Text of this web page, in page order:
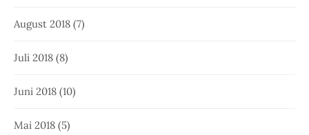
August 2018 (7)
Juli 2018 (8)
Juni 2018 (10)
Mai 2018 (5)